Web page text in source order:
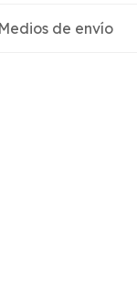
de envío